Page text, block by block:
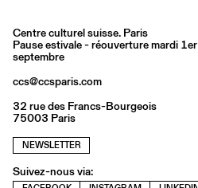
Centre culturel suisse. Paris
Pause estivale - réouverture mardi 1er
septembre
ccs@ccsparis.com
32 rue des Francs-Bourgeois
75003 Paris
NEWSLETTER
Suivez-nous via: